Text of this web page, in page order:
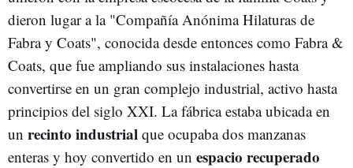
dieron lugar a la "Compañía Anónima Hilaturas de
Fabra y Coats", conocida desde entonces como Fabra &
Coats, que fue ampliando sus instalaciones hasta
convertirse en un gran complejo industrial, activo hasta
principios del siglo XXI. La fábrica estaba ubicada en
un recinto industrial que ocupaba dos manzanas
enteras y hoy convertido en un espacio recuperado